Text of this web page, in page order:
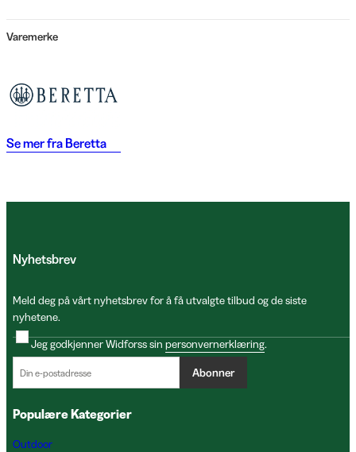
Varemerke
Se mer fra Beretta
Nyhetsbrev
Meld deg på vårt nyhetsbrev for å få utvalgte tilbud og de siste
nyhetene.
Jeg godkjenner Widforss sin personvernerklæring.
Abonner
Populære Kategorier
Outdoor